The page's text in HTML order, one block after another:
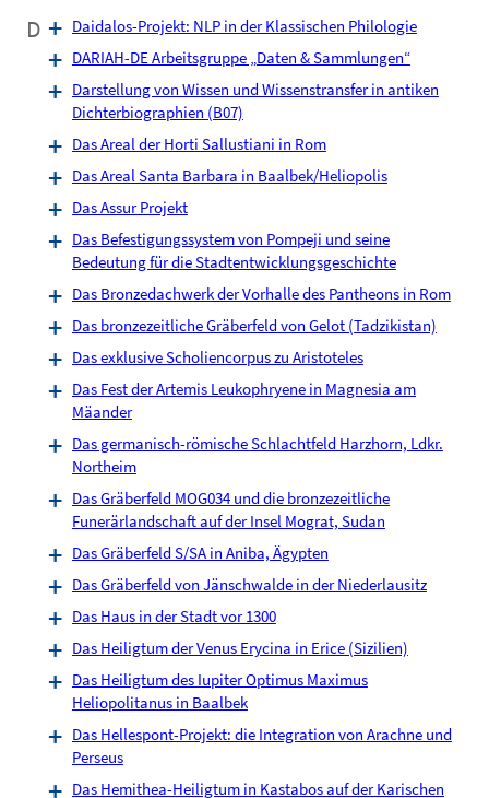
D
Daidalos-Projekt: NLP in der Klassischen Philologie
DARIAH-DE Arbeitsgruppe „Daten & Sammlungen“
Darstellung von Wissen und Wissenstransfer in antiken
Dichterbiographien (B07)
Das Areal der Horti Sallustiani in Rom
Das Areal Santa Barbara in Baalbek/Heliopolis
Das Assur Projekt
Das Befestigungssystem von Pompeji und seine
Bedeutung für die Stadtentwicklungsgeschichte
Das Bronzedachwerk der Vorhalle des Pantheons in Rom
Das bronzezeitliche Gräberfeld von Gelot (Tadzikistan)
Das exklusive Scholiencorpus zu Aristoteles
Das Fest der Artemis Leukophryene in Magnesia am
Mäander
Das germanisch-römische Schlachtfeld Harzhorn, Ldkr.
Northeim
Das Gräberfeld MOG034 und die bronzezeitliche
Funerärlandschaft auf der Insel Mograt, Sudan
Das Gräberfeld S/SA in Aniba, Ägypten
Das Gräberfeld von Jänschwalde in der Niederlausitz
Das Haus in der Stadt vor 1300
Das Heiligtum der Venus Erycina in Erice (Sizilien)
Das Heiligtum des Iupiter Optimus Maximus
Heliopolitanus in Baalbek
Das Hellespont-Projekt: die Integration von Arachne und
Perseus
Das Hemithea-Heiligtum in Kastabos auf der Karischen